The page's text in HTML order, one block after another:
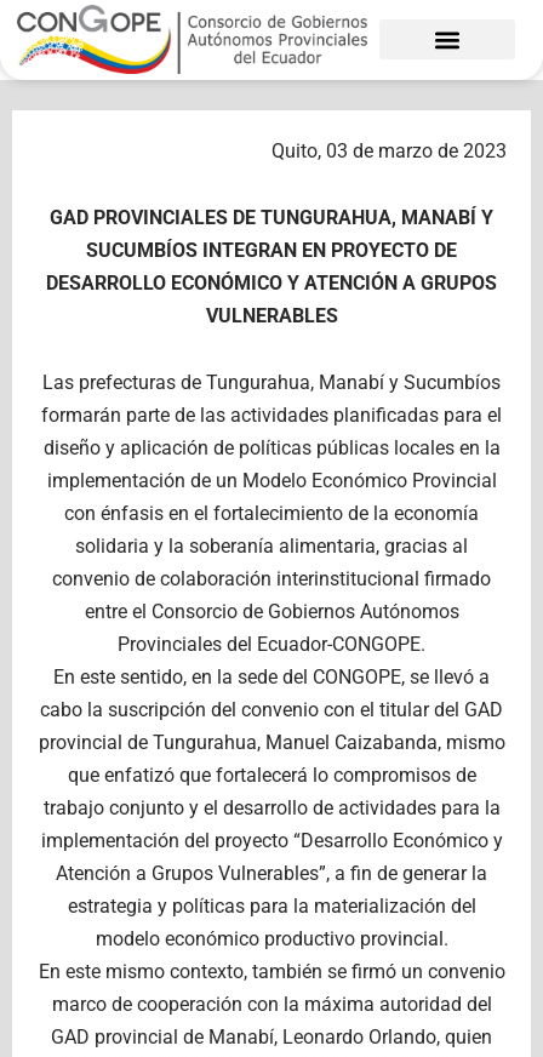
contenido
Quito, 03 de marzo de 2023
GAD PROVINCIALES DE TUNGURAHUA, MANABÍ Y
SUCUMBÍOS INTEGRAN EN PROYECTO DE
DESARROLLO ECONÓMICO Y ATENCIÓN A GRUPOS
VULNERABLES
Las prefecturas de Tungurahua, Manabí y Sucumbíos
formarán parte de las actividades planificadas para el
diseño y aplicación de políticas públicas locales en la
implementación de un Modelo Económico Provincial
con énfasis en el fortalecimiento de la economía
solidaria y la soberanía alimentaria, gracias al
convenio de colaboración interinstitucional firmado
entre el Consorcio de Gobiernos Autónomos
Provinciales del Ecuador-CONGOPE.
En este sentido, en la sede del CONGOPE, se llevó a
cabo la suscripción del convenio con el titular del GAD
provincial de Tungurahua, Manuel Caizabanda, mismo
que enfatizó que fortalecerá lo compromisos de
trabajo conjunto y el desarrollo de actividades para la
implementación del proyecto “Desarrollo Económico y
Atención a Grupos Vulnerables”, a fin de generar la
estrategia y políticas para la materialización del
modelo económico productivo provincial.
En este mismo contexto, también se firmó un convenio
marco de cooperación con la máxima autoridad del
GAD provincial de Manabí, Leonardo Orlando, quien